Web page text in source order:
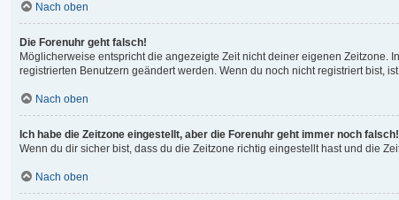
Nach oben
Die Forenuhr geht falsch!
Möglicherweise entspricht die angezeigte Zeit nicht deiner eigenen Zeitzone.
registrierten Benutzern geändert werden. Wenn du noch nicht registriert bist,
Nach oben
Ich habe die Zeitzone eingestellt, aber die Forenuhr geht immer noch falsch!
Wenn du dir sicher bist, dass du die Zeitzone richtig eingestellt hast und die
Nach oben